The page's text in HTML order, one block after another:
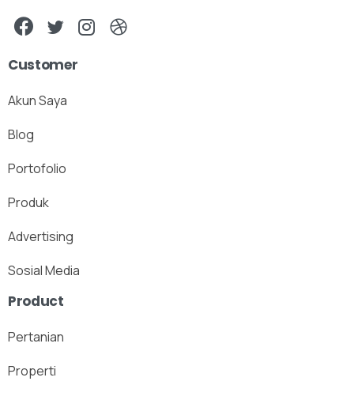
Customer
Akun Saya
Blog
Portofolio
Produk
Advertising
Sosial Media
Product
Pertanian
Properti